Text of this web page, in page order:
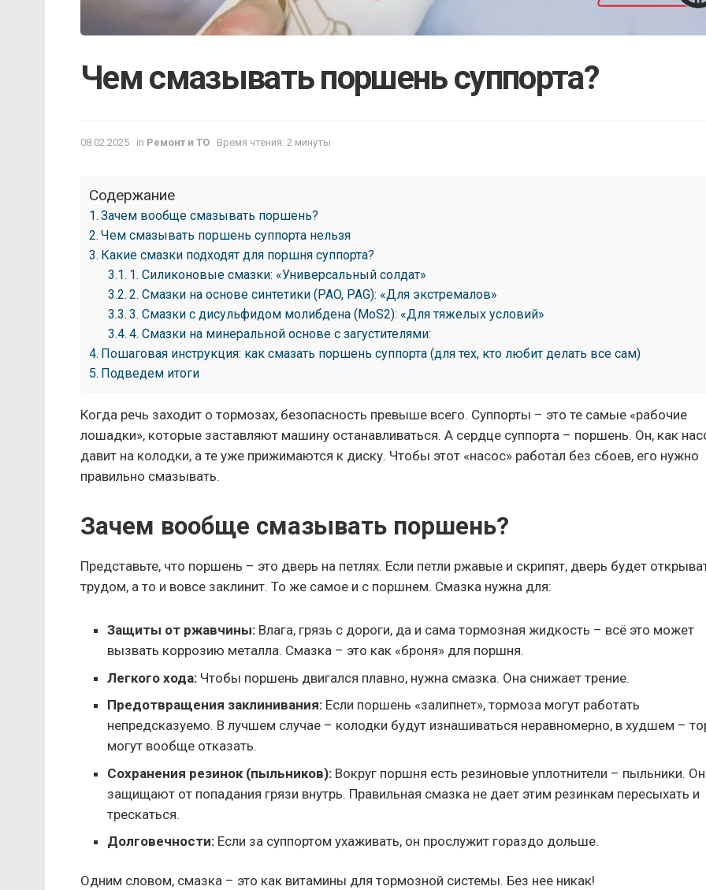
Чем смазывать поршень суппорта?
08.02.2025 in Ремонт и ТО Время чтения: 2 минуты
Содержание
Зачем вообще смазывать поршень?
Чем смазывать поршень суппорта нельзя
Какие смазки подходят для поршня суппорта?
1. Силиконовые смазки: «Универсальный солдат»
2. Смазки на основе синтетики (PAO, PAG): «Для экстремалов»
3. Смазки с дисульфидом молибдена (MoS2): «Для тяжелых условий»
4. Смазки на минеральной основе с загустителями:
Пошаговая инструкция: как смазать поршень суппорта (для тех, кто любит делать все сам)
Подведем итоги
Когда речь заходит о тормозах, безопасность превыше всего. Суппорты – это те самые «рабочие
лошадки», которые заставляют машину останавливаться. А сердце суппорта – поршень. Он, как
давит на колодки, а те уже прижимаются к диску. Чтобы этот «насос» работал без сбоев, его нужно
правильно смазывать.
Зачем вообще смазывать поршень?
Представьте, что поршень – это дверь на петлях. Если петли ржавые и скрипят, дверь будет
трудом, а то и вовсе заклинит. То же самое и с поршнем. Смазка нужна для:
Защиты от ржавчины: Влага, грязь с дороги, да и сама тормозная жидкость – всё это может
вызвать коррозию металла. Смазка – это как «броня» для поршня.
Легкого хода: Чтобы поршень двигался плавно, нужна смазка. Она снижает трение.
Предотвращения заклинивания: Если поршень «залипнет», тормоза могут работать
непредсказуемо. В лучшем случае – колодки будут изнашиваться неравномерно, в худшем –
могут вообще отказать.
Сохранения резинок (пыльников): Вокруг поршня есть резиновые уплотнители – пыльники.
защищают от попадания грязи внутрь. Правильная смазка не дает этим резинкам пересыхать и
трескаться.
Долговечности: Если за суппортом ухаживать, он прослужит гораздо дольше.
Одним словом, смазка – это как витамины для тормозной системы. Без нее никак!